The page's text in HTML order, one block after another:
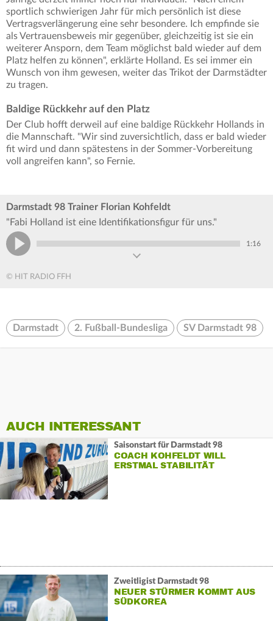
sportlich schwierigen Jahr für mich persönlich ist diese
Vertragsverlängerung eine sehr besondere. Ich empfinde sie
als Vertrauensbeweis mir gegenüber, gleichzeitig ist sie ein
weiterer Ansporn, dem Team möglichst bald wieder auf dem
Platz helfen zu können", erklärte Holland. Es sei immer ein
Wunsch von ihm gewesen, weiter das Trikot der Darmstädter
zu tragen.
Baldige Rückkehr auf den Platz
Der Club hofft derweil auf eine baldige Rückkehr Hollands in
die Mannschaft. "Wir sind zuversichtlich, dass er bald wieder
fit wird und dann spätestens in der Sommer-Vorbereitung
voll angreifen kann", so Fernie.
Darmstadt 98 Trainer Florian Kohfeldt
"Fabi Holland ist eine Identifikationsfigur für uns."
1:16
© HIT RADIO FFH
Darmstadt 2. Fußball-Bundesliga SV Darmstadt 98
AUCH INTERESSANT
Saisonstart für Darmstadt 98
COACH KOHFELDT WILL
ERSTMAL STABILITÄT
Zweitligist Darmstadt 98
NEUER STÜRMER KOMMT AUS
SÜDKOREA